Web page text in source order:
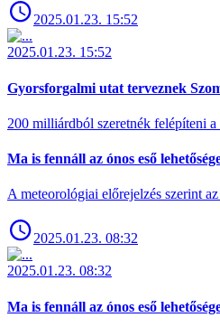
2025.01.23. 15:52
2025.01.23. 15:52
Gyorsforgalmi utat terveznek
200 milliárdból szeretnék felépíteni
Ma is fennáll az ónos eső
A meteorológiai előrejelzés szerint
2025.01.23. 08:32
2025.01.23. 08:32
Ma is fennáll az ónos eső